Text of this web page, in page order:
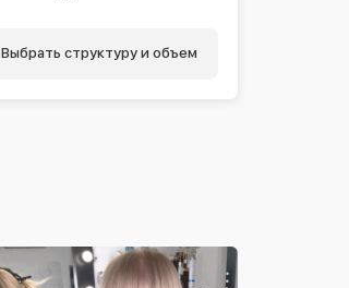
Выбрать структуру и объем